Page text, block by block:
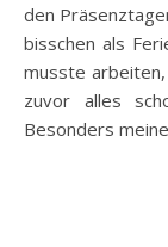
den
bisschen als
musste
zuvor alles
Besonders